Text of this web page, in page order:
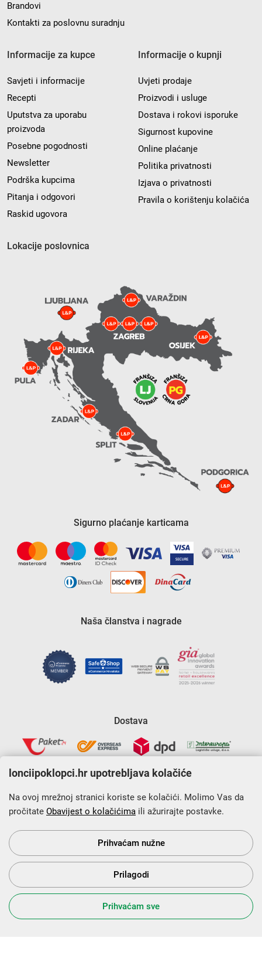
Brandovi
Kontakti za poslovnu suradnju
Informacije za kupce
Savjeti i informacije
Recepti
Uputstva za uporabu
proizvoda
Posebne pogodnosti
Newsletter
Podrška kupcima
Pitanja i odgovori
Raskid ugovora
Informacije o kupnji
Uvjeti prodaje
Proizvodi i usluge
Dostava i rokovi isporuke
Sigurnost kupovine
Online plaćanje
Politika privatnosti
Izjava o privatnosti
Pravila o korištenju kolačića
Lokacije poslovnica
Sigurno plaćanje karticama
Naša članstva i nagrade
Dostava
Krajnji primatelj financijskog instrumenta sufinanciranog iz
Europskog fonda za regionalni razvoj u sklopu Operativnog
programa „Konkurentnost i kohezija”.
s Vama od 2014. godine!
lonciipoklopci.hr upotrebljava kolačiće
Na ovoj mrežnoj stranici koriste se kolačići. Molimo Vas da
pročitate Obavijest o kolačićima ili ažurirajte postavke.
Prihvaćam nužne
Prilagodi
Prihvaćam sve